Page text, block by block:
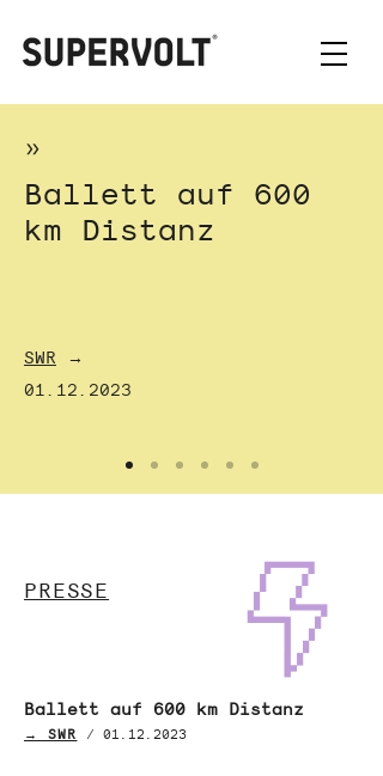
»
Ballett auf 600
km Distanz
SWR →
01.12.2023
PRESSE
Ballett auf 600 km Distanz
→ SWR / 01.12.2023